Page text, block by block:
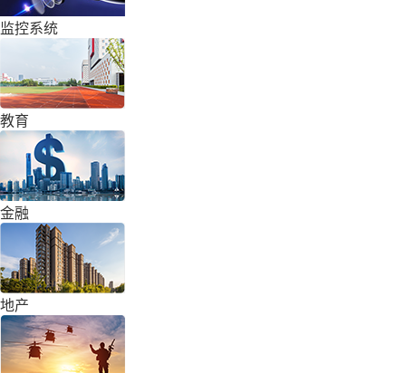
监控系统
教育
金融
地产